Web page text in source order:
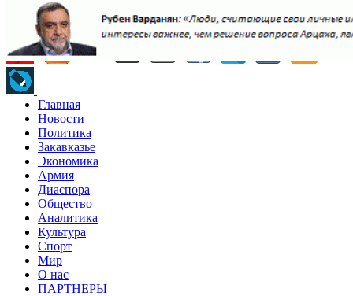
Главная
Новости
Политика
Закавказье
Экономика
Армия
Диаспора
Общество
Аналитика
Культура
Спорт
Мир
О нас
ПАРТНЕРЫ